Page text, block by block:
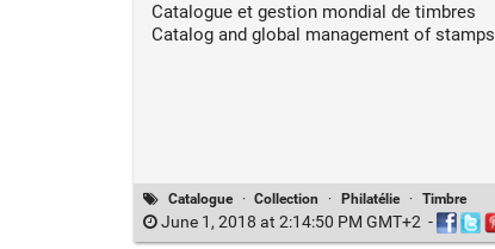
Catalogue et gestion mondial de timbres
Catalog and global management of stamps
Catalogue · Collection · Philatélie · Timbre
June 1, 2018 at 2:14:50 PM GMT+2 -